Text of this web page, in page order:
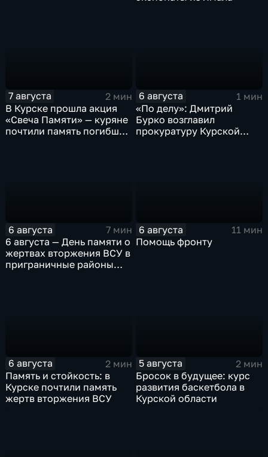
7 августа
2 мин
В Курске прошла акция
«Свеча Памяти» — куряне
почтили память погибших
6 августа
1 мин
«По делу»: Дмитрий
Бурко возглавил
прокуратуру Курской
6 августа
7 мин
6 августа — День памяти о
жертвах вторжения ВСУ в
приграничные районы
6 августа
11 мин
Помощь фронту
6 августа
2 мин
Память и стойкость: в
Курске почтили память
жертв вторжения ВСУ
5 августа
2 мин
Бросок в будущее: курс
развития баскетбола в
Курской области